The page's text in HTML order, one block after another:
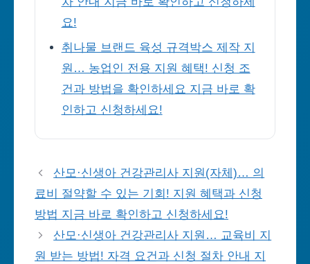
요!
취나물 브랜드 육성 규격박스 제작 지
원… 농업인 전용 지원 혜택! 신청 조
건과 방법을 확인하세요 지금 바로 확
인하고 신청하세요!
산모·신생아 건강관리사 지원(자체)… 의
료비 절약할 수 있는 기회! 지원 혜택과 신청
방법 지금 바로 확인하고 신청하세요!
산모·신생아 건강관리사 지원… 교육비 지
원 받는 방법! 자격 요건과 신청 절차 안내 지